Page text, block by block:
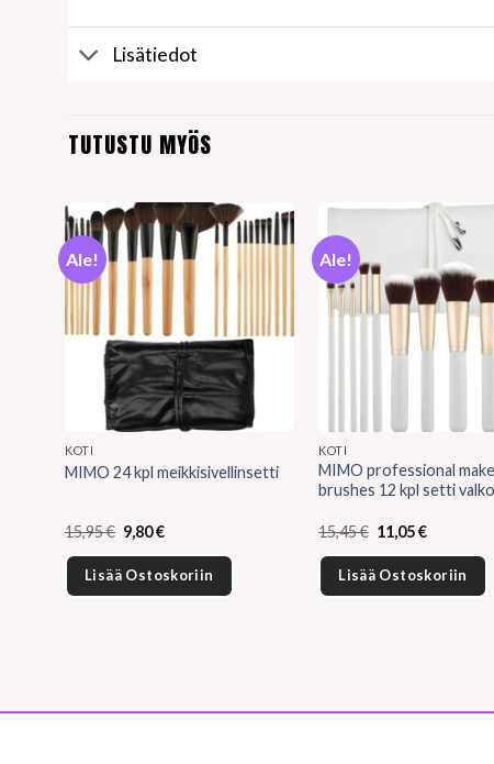
Lisätiedot
TUTUSTU MYÖS
Ale!
KOTI
MIMO 24 kpl meikkisivellinsetti
15,95€ Alkuperäinen
hinta
oli:
15,95 €.
9,80€Nykyinen
on:
9,80 €.
Lisää Ostoskoriin
Ale!
KOTI
MIMO professional
brushes 12 kpl setti
15,45€ Alkuperäinen
hinta
oli:
15,45 €.
11,05€Nykyinen
on:
11,05 €.
Lisää Ostoskoriin